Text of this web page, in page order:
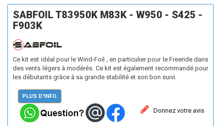
SABFOIL T83950K M83K - W950 - S425 -
F903K
Ce kit est idéal pour le Wind-Foil , en particulier pour le Freeride dans
des vents légers à modérés. Ce kit est également recommandé pour
les débutants grâce à sa grande stabilité et son bon suivi.
PLUS D'INFO.
Donnez votre avis